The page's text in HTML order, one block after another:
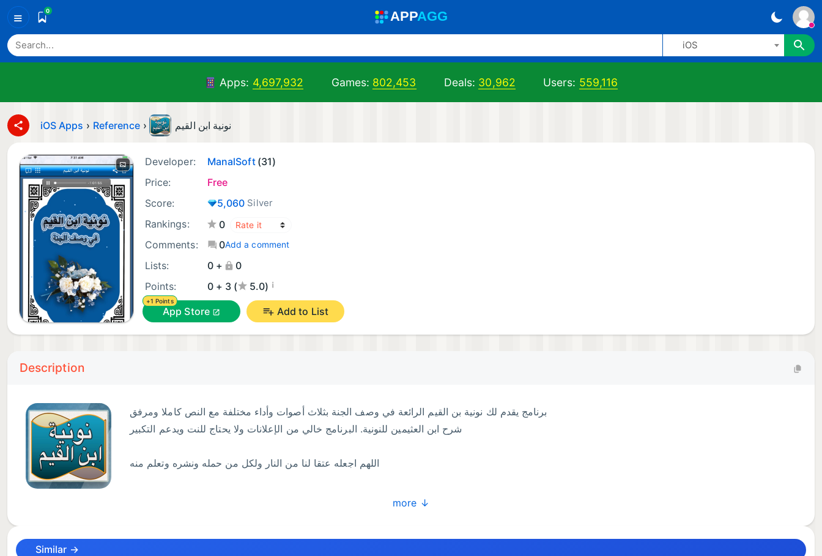
≡ 0 APPAGG
iOS
Apps: 4,697,932 Games: 802,453 Deals: 30,962 Users: 559,116
iOS Apps › Reference › نونية ابن القيم
Developer: ManalSoft (31)
Price:
Free
Score:
5,060 Silver
Rankings:
0
Comments:
0Add a comment
Lists: 0 +
0
Points:
0 + 3 ( 5.0) ¡
+1 Points
App Store Add to List
Description
برنامج يقدم لك نونية بن القيم الرائعة في وصف الجنة بثلاث أصوات وأداء مختلفة مع النص كاملا ومرفق
شرح ابن العثيمين للنونية. البرنامج خالي من الإعلانات ولا يحتاج للنت ويدعم التكبير
اللهم اجعله عتقا لنا من النار ولكل من حمله ونشره وتعلم منه
more ↓
Similar →